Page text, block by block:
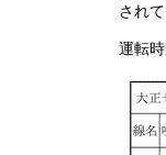
され
運転